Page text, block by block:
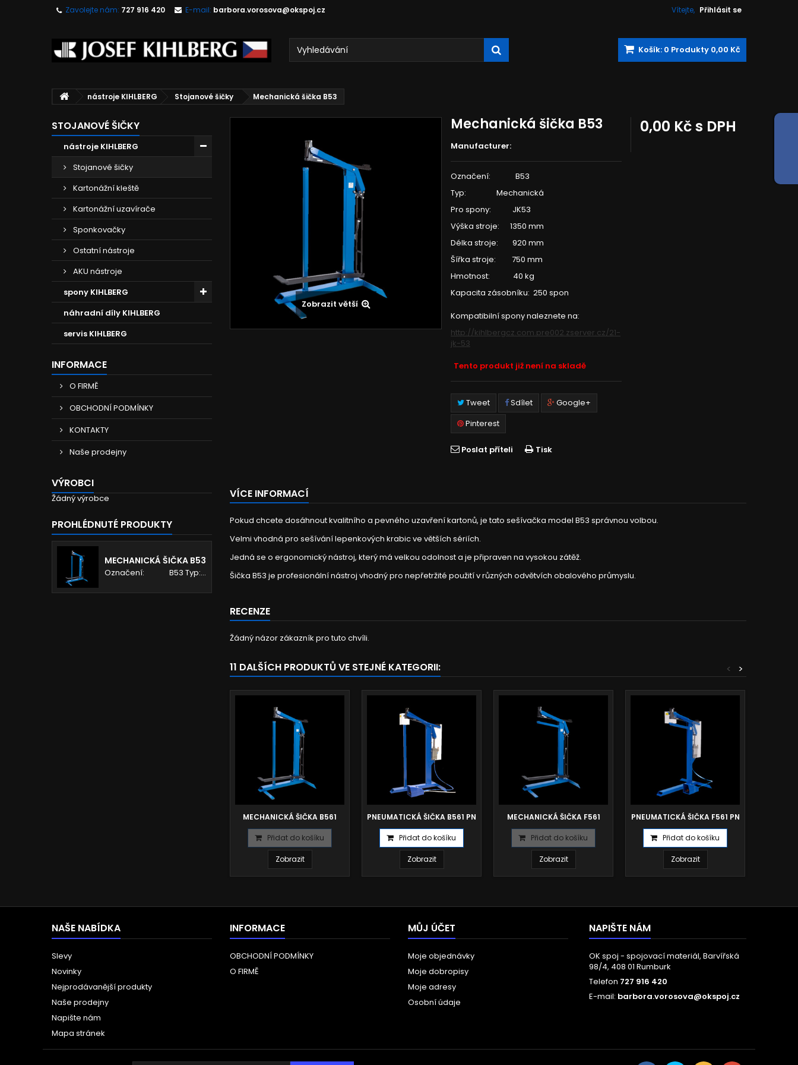
Vítejte, Přihlásit se
Zavolejte nám: 727 916 420 E-mail: barbora.vorosova@okspoj.cz
Košík: 0 Produkty 0,00 Kč
nástroje KIHLBERG Stojanové šičky Mechanická šička B53
STOJANOVÉ ŠIČKY
nástroje KIHLBERG
Stojanové šičky
Kartonážní kleště
Kartonážní uzavírače
Sponkovačky
Ostatní nástroje
AKU nástroje
spony KIHLBERG
náhradní díly KIHLBERG
servis KIHLBERG
INFORMACE
O FIRMĚ
OBCHODNÍ PODMÍNKY
KONTAKTY
Naše prodejny
VÝROBCI
Žádný výrobce
PROHLÉDNUTÉ PRODUKTY
MECHANICKÁ ŠIČKA B53
Označení: B53 Typ:...
Zobrazit větší
Mechanická šička B53
Manufacturer:
Označení: B53
Typ: Mechanická
Pro spony: JK53
Výška stroje: 1350 mm
Délka stroje: 920 mm
Šířka stroje: 750 mm
Hmotnost: 40 kg
Kapacita zásobníku: 250 spon
Kompatibilní spony naleznete na:
http://kihlbergcz.com.pre002.zserver.cz/21-
jk-53
Tento produkt již není na skladě
Tweet Sdílet
Google+
Pinterest
Poslat příteli Tisk
0,00 Kčs DPH
VÍCE INFORMACÍ
Pokud chcete dosáhnout kvalitního a pevného uzavření kartonů, je tato sešívačka model B53 správnou volbou.
Velmi vhodná pro sešívání lepenkových krabic ve větších sériích.
Jedná se o ergonomický nástroj, který má velkou odolnost a je připraven na vysokou zátěž.
Šička B53 je profesionální nástroj vhodný pro nepřetržité použití v různých odvětvích obalového průmyslu.
RECENZE
Žádný názor zákazník pro tuto chvíli.
11 DALŠÍCH PRODUKTŮ VE STEJNÉ KATEGORII: >
<
MECHANICKÁ ŠIČKA B561
Přidat do košíku
Zobrazit
PNEUMATICKÁ ŠIČKA B561 PN
Přidat do košíku
Zobrazit
MECHANICKÁ ŠIČKA F561
Přidat do košíku
Zobrazit
PNEUMATICKÁ ŠIČKA F561 PN
Přidat do košíku
Zobrazit
NAŠE NABÍDKA
Slevy
Novinky
Nejprodávanější produkty
Naše prodejny
Napište nám
Mapa stránek
INFORMACE
OBCHODNÍ PODMÍNKY
O FIRMĚ
MŮJ ÚČET
Moje objednávky
Moje dobropisy
Moje adresy
Osobní údaje
NAPIŠTE NÁM
OK spoj - spojovací materiál, Barvířská
98/4, 408 01 Rumburk
Telefon 727 916 420
E-mail: barbora.vorosova@okspoj.cz